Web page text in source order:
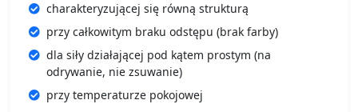
charakteryzującej się równą strukturą
przy całkowitym braku odstępu (brak farby)
dla siły działającej pod kątem prostym (na
odrywanie, nie zsuwanie)
przy temperaturze pokojowej